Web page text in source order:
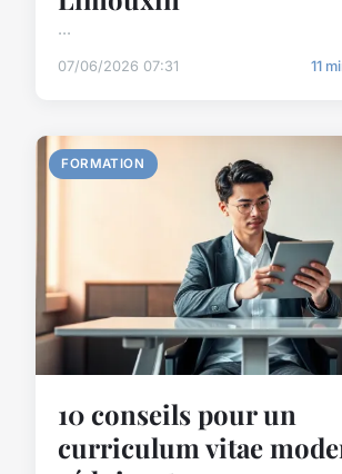
...
07/06/2026 07:31 11
FORMATION
10 conseils pour un
curriculum vitae